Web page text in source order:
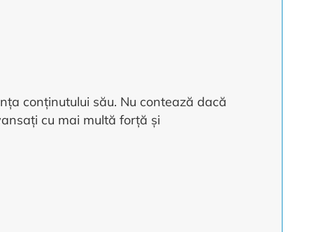
conținutului său. Nu contează dacă
cu mai multă forță și